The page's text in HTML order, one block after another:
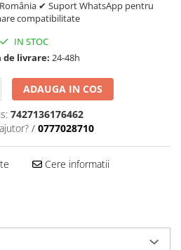
camere-
cauciucuri-
cauciucuri-
✔ Suport WhatsApp pentru
compatibilitate
IN STOC
de livrare: 24-48h
ADAUGA IN COS
7427136176462
/ 0777028710
Cere informatii